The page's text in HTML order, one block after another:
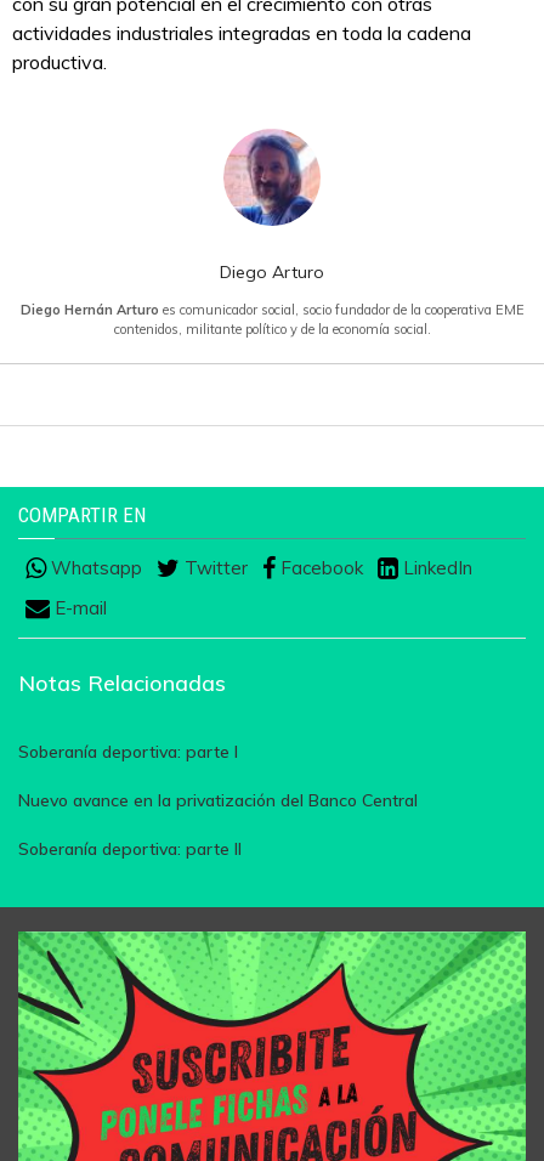
actividades industriales integradas en toda la cadena
productiva.
Diego Arturo
Diego Hernán Arturo es comunicador social, socio fundador de la cooperativa EME
contenidos, militante político y de la economía social.
COMPARTIR EN
Whatsapp Twitter Facebook
LinkedIn
E-mail
Notas Relacionadas
Soberanía deportiva: parte I
Nuevo avance en la privatización del Banco Central
Soberanía deportiva: parte II